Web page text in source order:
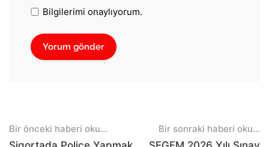
Bilgilerimi onaylıyorum.
Post
Bir önceki haberi oku... Bir sonraki haberi oku...